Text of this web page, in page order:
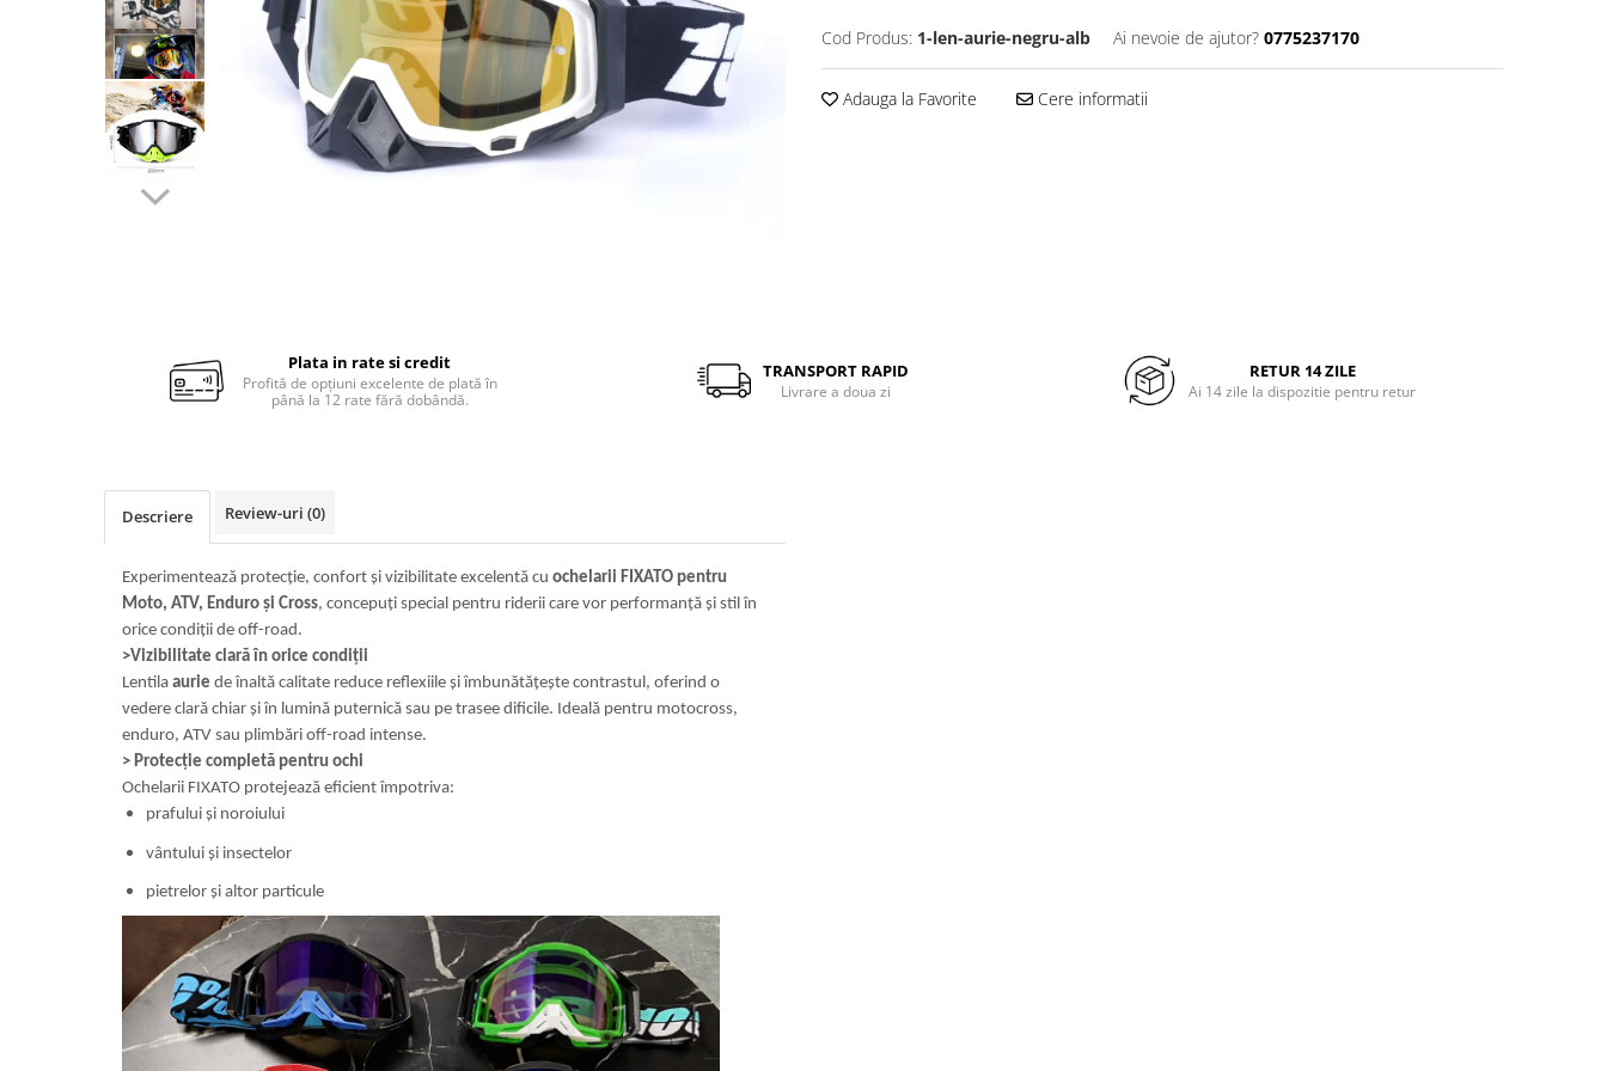
Cod Produs: 1-len-aurie-negru-alb Ai nevoie de ajutor? 0775237170
Adauga la Favorite Cere informatii
Plata in rate si credit
Profită de opțiuni excelente de plată în
până la 12 rate fără dobândă.
TRANSPORT RAPID
Livrare a doua zi
RETUR 14 ZILE
Ai 14 zile la dispozitie pentru retur
Descriere Review-uri (0)
Experimentează protecție, confort și vizibilitate excelentă cu ochelarii FIXATO pentru
Moto, ATV, Enduro și Cross, concepuți special pentru riderii care vor performanță și stil în
orice condiții de off-road.
>Vizibilitate clară în orice condiții
Lentila aurie de înaltă calitate reduce reflexiile și îmbunătățește contrastul, oferind o
vedere clară chiar și în lumină puternică sau pe trasee dificile. Ideală pentru motocross,
enduro, ATV sau plimbări off-road intense.
> Protecție completă pentru ochi
Ochelarii FIXATO protejează eficient împotriva:
prafului și noroiului
vântului și insectelor
pietrelor și altor particule